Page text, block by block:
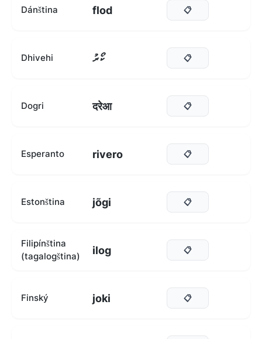
Dánština flod 📋
Dhivehi ކޯރު 📋
Dogri दरेआ 📋
Esperanto rivero 📋
Estonština jõgi 📋
Filipínština
(tagalogština)
ilog 📋
Finský joki 📋